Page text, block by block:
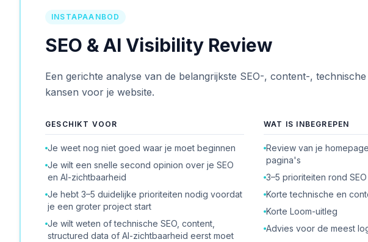
INSTAPAANBOD
SEO & AI Visibility Review
Een gerichte analyse van de belangrijkste SEO-, content-,
kansen voor je website.
GESCHIKT VOOR
Je weet nog niet goed waar je moet beginnen
Je wilt een snelle second opinion over je SEO
en AI-zichtbaarheid
Je hebt 3–5 duidelijke prioriteiten nodig voordat
je een groter project start
Je wilt weten of technische SEO, content,
structured data of AI-zichtbaarheid eerst moet
WAT IS INBEGREPEN
Review van je
pagina's
3–5 prioriteiten rond
Korte technische en
Korte Loom-uitleg
Advies voor de meest